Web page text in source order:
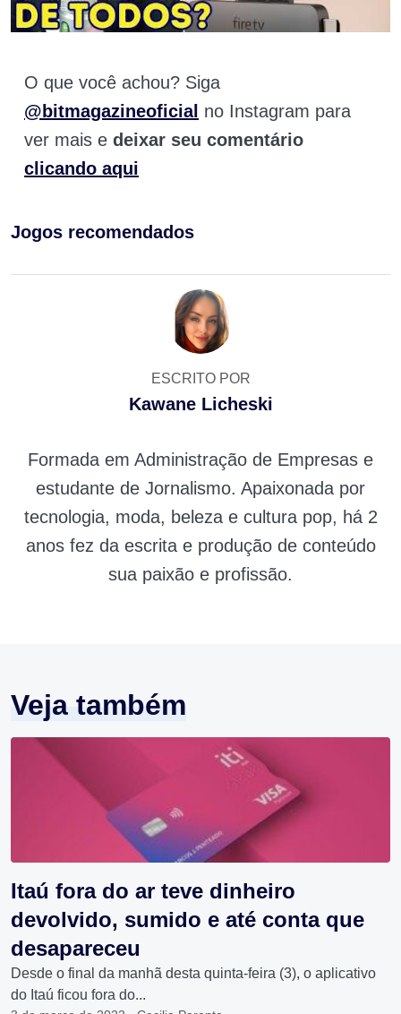
O que você achou? Siga
@bitmagazineoficial no Instagram para
ver mais e deixar seu comentário
clicando aqui
Jogos recomendados
ESCRITO POR
Kawane Licheski
Formada em Administração de Empresas e
estudante de Jornalismo. Apaixonada por
tecnologia, moda, beleza e cultura pop, há 2
anos fez da escrita e produção de conteúdo
sua paixão e profissão.
Veja também
Itaú fora do ar teve dinheiro
devolvido, sumido e até conta que
desapareceu
Desde o final da manhã desta quinta-feira (3), o aplicativo
do Itaú ficou fora do...